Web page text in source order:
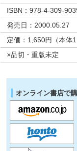
ISBN：978-4-309-
発売日：2000.05.27
定価：1,650円（本体
×品切・重版未定
オンライン書店で